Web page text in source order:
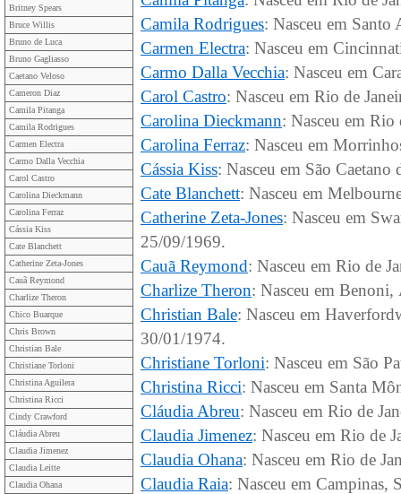
Britney Spears
Bruce Willis
Bruno de Luca
Bruno Gagliasso
Caetano Veloso
Cameron Diaz
Camila Pitanga
Camila Rodrigues
Carmen Electra
Carmo Dalla Vecchia
Carol Castro
Carolina Dieckmann
Carolina Ferraz
Cássia Kiss
Cate Blanchett
Catherine Zeta-Jones
Cauã Reymond
Charlize Theron
Chico Buarque
Chris Brown
Christian Bale
Christiane Torloni
Christina Aguilera
Christina Ricci
Cindy Crawford
Cláudia Abreu
Claudia Jimenez
Claudia Leitte
Claudia Ohana
Camila Rodrigues: Nasceu em
Carmen Electra: Nasceu em
Carmo Dalla Vecchia: Nasceu em
Carol Castro: Nasceu em Rio de
Carolina Dieckmann: Nasceu em
Carolina Ferraz: Nasceu em
Cássia Kiss: Nasceu em São
Cate Blanchett: Nasceu em
Catherine Zeta-Jones: Nasceu em
25/09/1969.
Cauã Reymond: Nasceu em Rio de
Charlize Theron: Nasceu em
Christian Bale: Nasceu em
30/01/1974.
Christiane Torloni: Nasceu em São
Christina Ricci: Nasceu em Santa
Cláudia Abreu: Nasceu em Rio de
Claudia Jimenez: Nasceu em Rio de
Claudia Ohana: Nasceu em Rio de
Claudia Raia: Nasceu em Campinas,